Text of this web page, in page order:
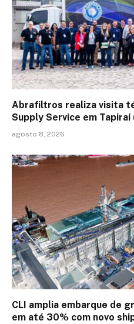
Abrafiltros realiza visita
Supply Service em Tapiraí
agosto 8, 2026
CLI amplia embarque de
em até 30% com novo